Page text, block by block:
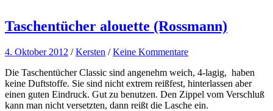
Taschentücher alouette (Rossmann)
4. Oktober 2012 /Kersten /Keine Kommentare
Die Taschentücher Classic sind angenehm weich, 4-lagig, haben
keine Duftstoffe. Sie sind nicht extrem reißfest, hinterlassen aber
einen guten Eindruck. Gut zu benutzen. Den Zippel vom Verschluß
kann man nicht versetzten, dann reißt die Lasche ein.